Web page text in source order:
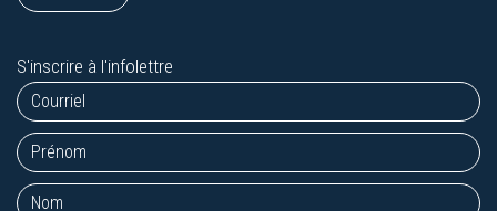
S'inscrire à l'infolettre